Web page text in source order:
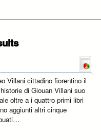
Villani cittadino fiorentino il
di Giouan Villani suo
oltre a i quattro primi libri
aggiunti altri cinque